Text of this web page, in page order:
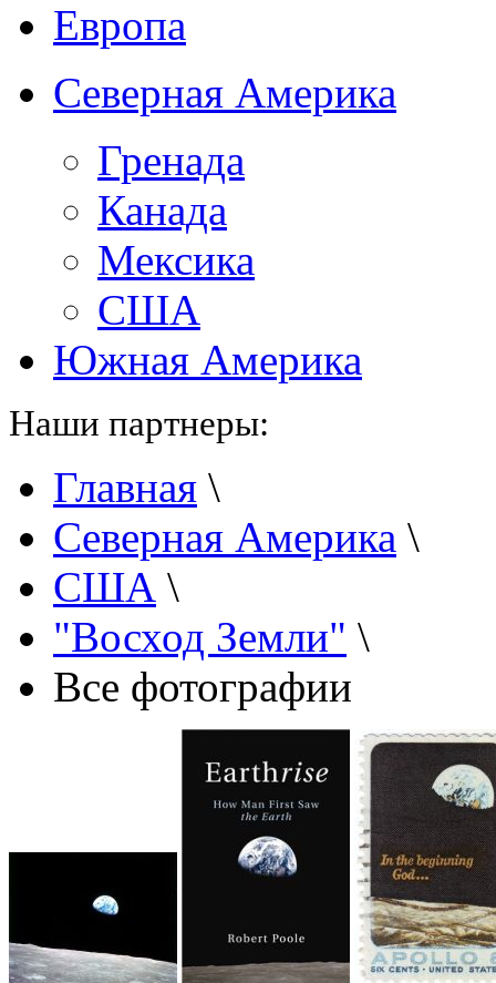
Европа
Северная Америка
Гренада
Канада
Мексика
США
Южная Америка
Наши партнеры:
Главная \
Северная Америка \
США \
"Восход Земли" \
Все фотографии